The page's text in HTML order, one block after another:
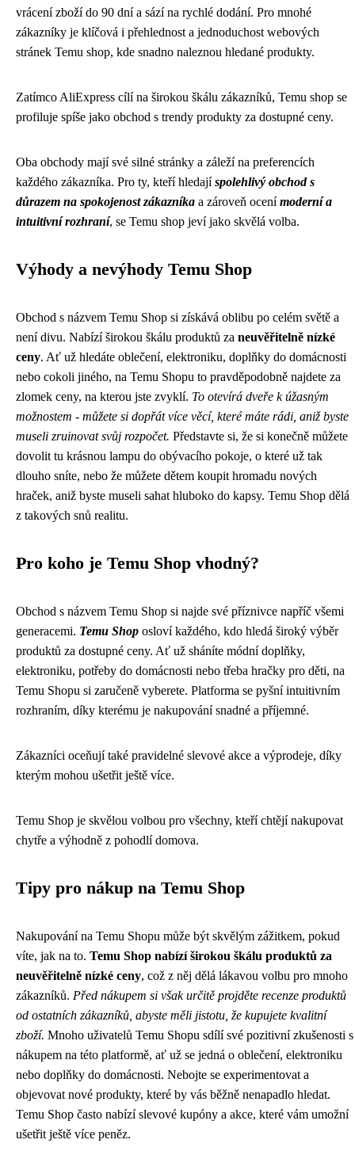
vrácení zboží do 90 dní a sází na rychlé dodání. Pro mnohé
zákazníky je klíčová i přehlednost a jednoduchost webových
stránek Temu shop, kde snadno naleznou hledané produkty.
Zatímco AliExpress cílí na širokou škálu zákazníků, Temu shop se
profiluje spíše jako obchod s trendy produkty za dostupné ceny.
Oba obchody mají své silné stránky a záleží na preferencích
každého zákazníka. Pro ty, kteří hledajíspolehlivý obchod s
důrazem na spokojenost zákazníka a zároveň ocenímoderní a
intuitivní rozhraní, se Temu shop jeví jako skvělá volba.
Výhody a nevýhody Temu Shop
Obchod s názvem Temu Shop si získává oblibu po celém světě a
není divu. Nabízí širokou škálu produktů za neuvěřitelně nízké
ceny. Ať už hledáte oblečení, elektroniku, doplňky do domácnosti
nebo cokoli jiného, na Temu Shopu to pravděpodobně najdete za
zlomek ceny, na kterou jste zvyklí. To otevírá dveře k úžasným
možnostem - můžete si dopřát více věcí, které máte rádi, aniž byste
museli zruinovat svůj rozpočet. Představte si, že si konečně můžete
dovolit tu krásnou lampu do obývacího pokoje, o které už tak
dlouho sníte, nebo že můžete dětem koupit hromadu nových
hraček, aniž byste museli sahat hluboko do kapsy. Temu Shop dělá
z takových snů realitu.
Pro koho je Temu Shop vhodný?
Obchod s názvem Temu Shop si najde své příznivce napříč všemi
generacemi. Temu Shop osloví každého, kdo hledá široký výběr
produktů za dostupné ceny. Ať už sháníte módní doplňky,
elektroniku, potřeby do domácnosti nebo třeba hračky pro děti, na
Temu Shopu si zaručeně vyberete. Platforma se pyšní intuitivním
rozhraním, díky kterému je nakupování snadné a příjemné.
Zákazníci oceňují také pravidelné slevové akce a výprodeje, díky
kterým mohou ušetřit ještě více.
Temu Shop je skvělou volbou pro všechny, kteří chtějí nakupovat
chytře a výhodně z pohodlí domova.
Tipy pro nákup na Temu Shop
Nakupování na Temu Shopu může být skvělým zážitkem, pokud
víte, jak na to. Temu Shop nabízí širokou škálu produktů za
neuvěřitelně nízké ceny, což z něj dělá lákavou volbu pro mnoho
zákazníků. Před nákupem si však určitě projděte recenze produktů
od ostatních zákazníků, abyste měli jistotu, že kupujete kvalitní
zboží. Mnoho uživatelů Temu Shopu sdílí své pozitivní zkušenosti s
nákupem na této platformě, ať už se jedná o oblečení, elektroniku
nebo doplňky do domácnosti. Nebojte se experimentovat a
objevovat nové produkty, které by vás běžně nenapadlo hledat.
Temu Shop často nabízí slevové kupóny a akce, které vám umožní
ušetřit ještě více peněz.